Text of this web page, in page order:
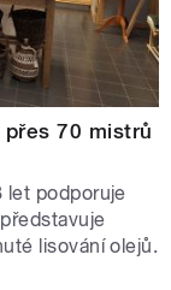
70 mistrů
let podporuje
lisování olejů.